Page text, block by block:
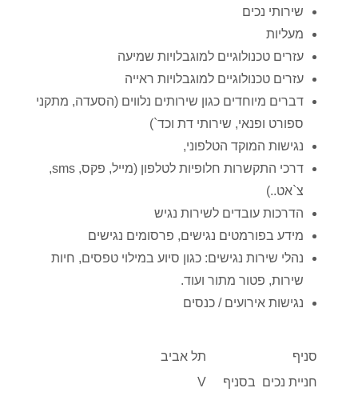
שירותי נכים
מעליות
עזרים טכנולוגיים למוגבלויות שמיעה
עזרים טכנולוגיים למוגבלויות ראייה
דברים מיוחדים כגון שירותים נלווים (הסעדה, מתקני
ספורט ופנאי, שירותי דת וכד`)
נגישות המוקד הטלפוני,
דרכי התקשרות חלופיות לטלפון (מייל, פקס, sms,
צ`אט..)
הדרכות עובדים לשירות נגיש
מידע בפורמטים נגישים, פרסומים נגישים
נהלי שירות נגישים: כגון סיוע במילוי טפסים, חיות
שירות, פטור מתור ועוד.
נגישות אירועים / כנסים
סניף
תל אביב
חניית נכים בסניף
V